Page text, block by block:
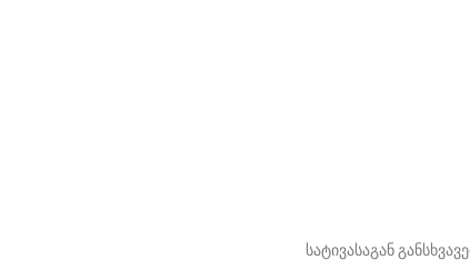
სატივასაგან